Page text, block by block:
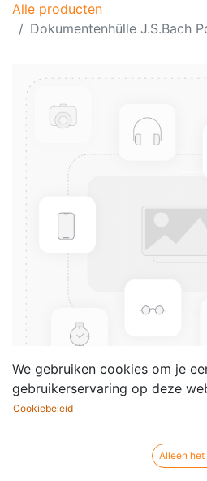
Alle producten
Dokumentenhülle J.S.Bach
Porträt (farde)
We gebruiken cookies om je
gebruikerservaring op deze
Cookiebeleid
Alleen